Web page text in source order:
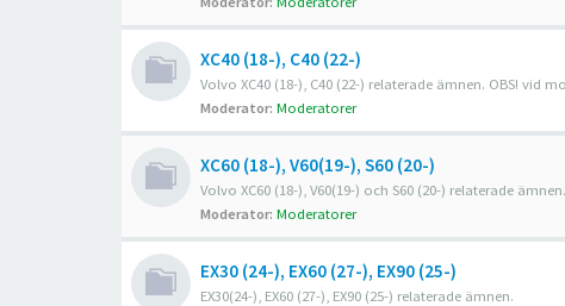
XC40 (18-), C40 (22-)
Volvo XC40 (18-), C40 (22-) relaterade ämnen. OBS!
Moderator: Moderatorer
XC60 (18-), V60(19-), S60 (20-)
Volvo XC60 (18-), V60(19-) och S60 (20-) relaterade
Moderator: Moderatorer
EX30 (24-), EX60 (27-), EX90 (25-)
EX30(24-), EX60 (27-), EX90 (25-) relaterade ämnen.